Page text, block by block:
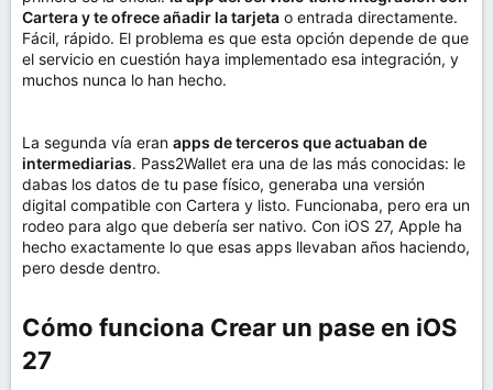
Cartera y te ofrece añadir la tarjeta o entrada directamente.
Fácil, rápido. El problema es que esta opción depende de que
el servicio en cuestión haya implementado esa integración, y
muchos nunca lo han hecho.
La segunda vía eran apps de terceros que actuaban de
intermediarias. Pass2Wallet era una de las más conocidas: le
dabas los datos de tu pase físico, generaba una versión
digital compatible con Cartera y listo. Funcionaba, pero era un
rodeo para algo que debería ser nativo. Con iOS 27, Apple ha
hecho exactamente lo que esas apps llevaban años haciendo,
pero desde dentro.
Cómo funciona Crear un pase en iOS
27​